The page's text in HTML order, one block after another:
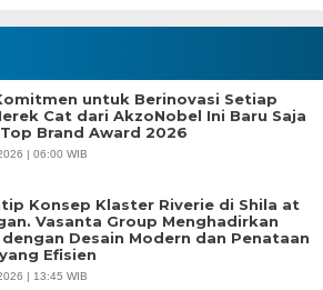
untuk Berinovasi Setiap
Cat dari AkzoNobel Ini Baru Saja
Brand Award 2026
| 06:00 WIB
Konsep Klaster Riverie di Shila at
Vasanta Group Menghadirkan
dengan Desain Modern dan Penataan
Efisien
| 13:45 WIB